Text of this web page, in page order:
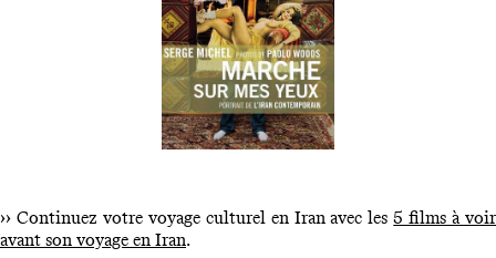
›› Continuez votre voyage culturel en Iran avec les5 films à voir
avant son voyage en Iran.